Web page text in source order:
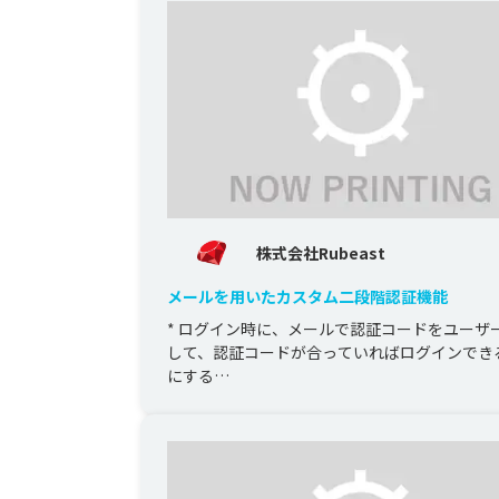
株式会社Rubeast
メールを用いたカスタム二段階認証機能
* ログイン時に、メールで認証コードをユーザ
して、認証コードが合っていればログインでき
にする